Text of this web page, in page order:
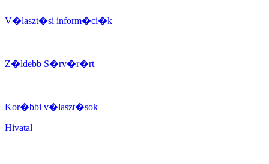
V�laszt�si inform�ci�k
Z�ldebb S�rv�r�rt
Kor�bbi v�laszt�sok
Hivatal